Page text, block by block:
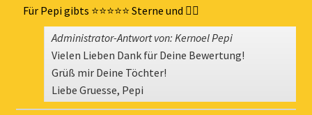
Für Pepi gibts ⭐️⭐️⭐️⭐️⭐️ Sterne und 👍🏻
Administrator-Antwort von: Kernoel Pepi
Vielen Lieben Dank für Deine Bewertung!
Grüß mir Deine Töchter!
Liebe Gruesse, Pepi